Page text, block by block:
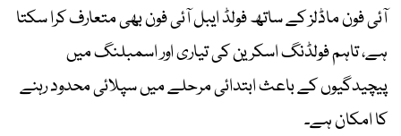
آئی فون ماڈلز کے ساتھ فولڈ ایبل آئی فون بھی متعارف کرا سکتا
ہے، تاہم فولڈنگ اسکرین کی تیاری اور اسمبلنگ میں
پیچیدگیوں کے باعث ابتدائی مرحلے میں سپلائی محدود رہنے
کا امکان ہے۔